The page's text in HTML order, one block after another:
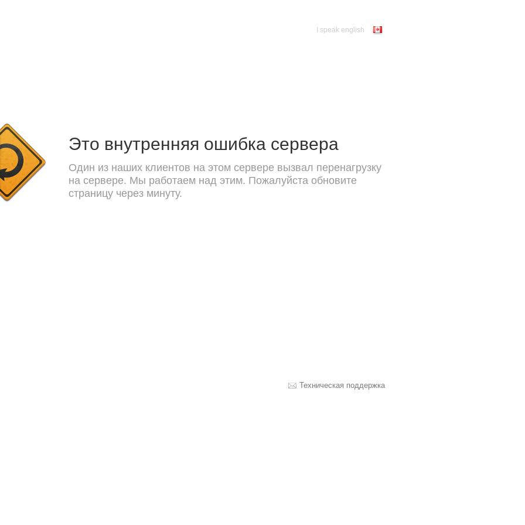
I speak english
Это внутренняя ошибка сервера
Один из наших клиентов на этом сервере вызвал перенагрузку
на сервере. Мы работаем над этим. Пожалуйста обновите
страницу через минуту.
Техническая поддержка